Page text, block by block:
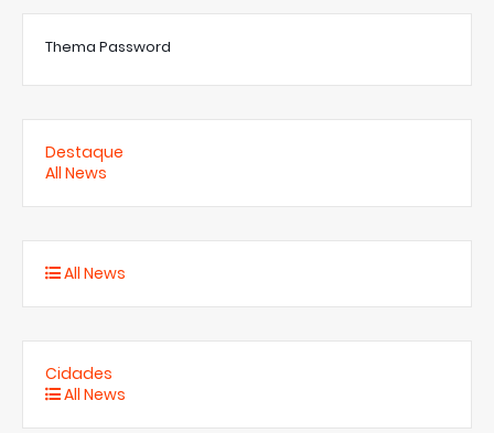
Thema Password
Destaque
All News
All News
Cidades
All News